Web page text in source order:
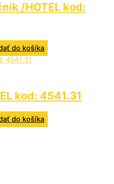
/HOTEL kod:
do košíka
kod: 4541.31
do košíka